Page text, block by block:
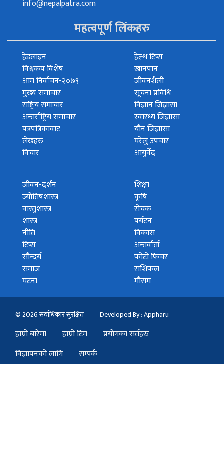
info@nepalpatra.com
महत्वपूर्ण लिंकहरु
हेडलाइन
विश्वकप विशेष
आम निर्वाचन-२०७९
मुख्य समाचार
राष्ट्रिय समाचार
अन्तर्राष्ट्रिय समाचार
पत्रपत्रिकावाट
लेखहरु
विचार
हेल्थ टिप्स
खानपान
जीवनशैली
सूचना प्रविधि
विज्ञान जिज्ञासा
स्वास्थ्य जिज्ञासा
यौन जिज्ञासा
घरेलु उपचार
आयुर्वेद
जीवन-दर्शन
ज्योतिषशास्त्र
वास्तुशास्त्र
शास्त्र
नीति
टिप्स
सौन्दर्य
समाज
घटना
शिक्षा
कृषि
रोचक
पर्यटन
विकास
अन्तर्वार्ता
फोटो फिचर
राशिफल
मौसम
© 2026 सर्वाधिकार सुरक्षित Developed By : Appharu
हाम्रो बारेमा हाम्रो टिम
प्रयोगका सर्तहरु
विज्ञापनको लागि
सम्पर्क